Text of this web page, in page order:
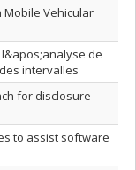
Mobile Vehicular
de
intervalles
for disclosure
to assist software